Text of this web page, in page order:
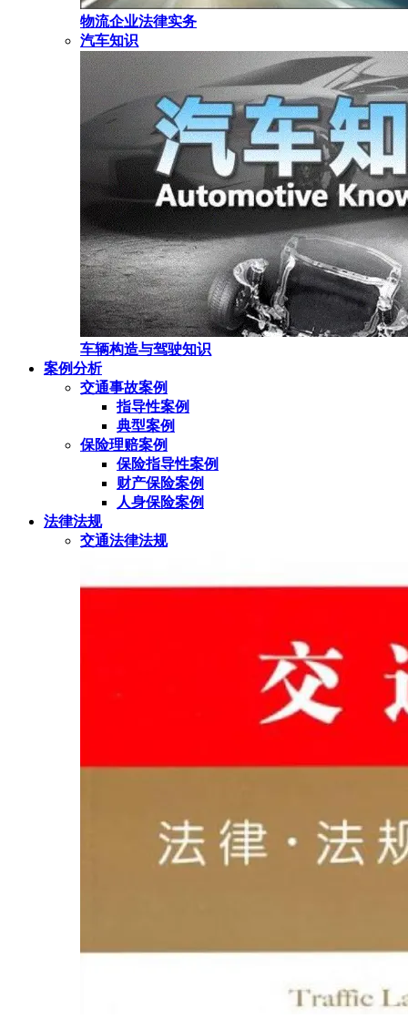
物流企业法律实务
汽车知识
车辆构造与驾驶知识
案例分析
交通事故案例
指导性案例
典型案例
保险理赔案例
保险指导性案例
财产保险案例
人身保险案例
法律法规
交通法律法规